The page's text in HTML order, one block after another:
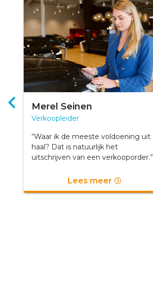
Merel Seinen
Verkoopleider
“Waar ik de meeste voldoening uit
haal? Dat is natuurlijk het
uitschrijven van een verkooporder.”
Lees meer